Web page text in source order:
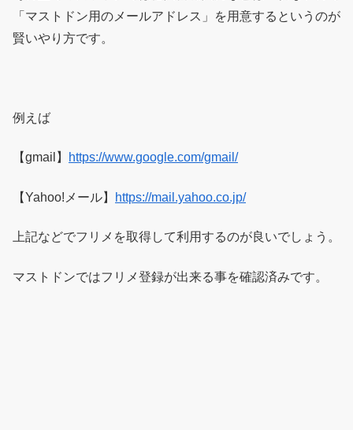
「マストドン用のメールアドレス」を用意するというのが
賢いやり方です。
例えば
【gmail】 https://www.google.com/gmail/
【Yahoo!メール】 https://mail.yahoo.co.jp/
上記などでフリメを取得して利用するのが良いでしょう。
マストドンではフリメ登録が出来る事を確認済みです。